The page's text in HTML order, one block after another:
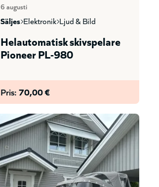
6 augusti
säljes elektronik ljud & bild
Helautomatisk skivspelare
Pioneer PL-980
Pris:70,00 €